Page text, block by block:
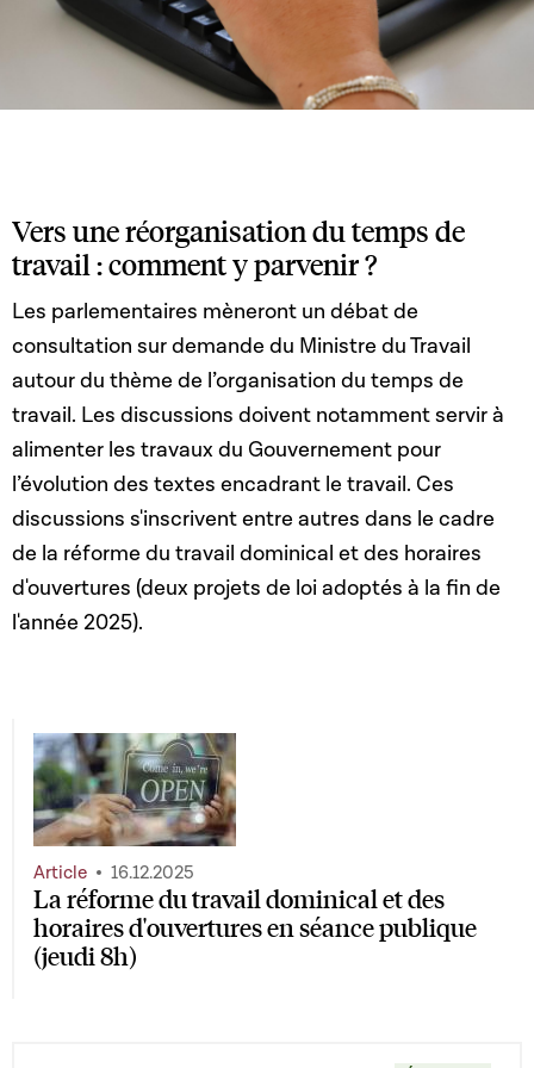
Vers une réorganisation du temps de
travail : comment y parvenir ?
Les parlementaires mèneront un débat de
consultation sur demande du Ministre du Travail
autour du thème de l’organisation du temps de
travail. Les discussions doivent notamment servir à
alimenter les travaux du Gouvernement pour
l’évolution des textes encadrant le travail. Ces
discussions s'inscrivent entre autres dans le cadre
de la réforme du travail dominical et des horaires
d'ouvertures (deux projets de loi adoptés à la fin de
l'année 2025).
La réforme du travail dominical et des
horaires d'ouvertures en séance publique
(jeudi 8h)
Article 16.12.2025